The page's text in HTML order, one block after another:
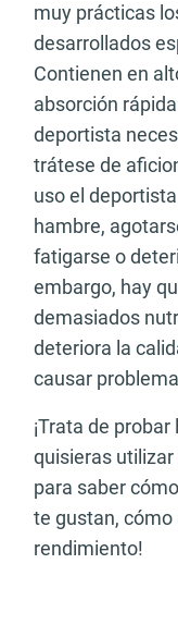
muy prácticas
desarrollados
Contienen en
absorción
deportista
trátese de
uso el
hambre,
fatigarse o
embargo, hay
demasiados
deteriora la
causar
¡Trata de
quisieras
para saber
te gustan, cómo
rendimiento!